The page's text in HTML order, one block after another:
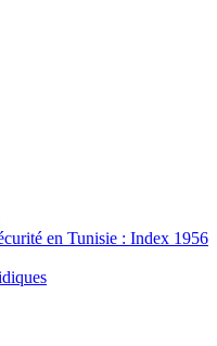
en Tunisie : Index 1956